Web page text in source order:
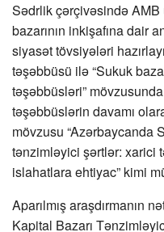
Sədrlik çərçivəsində
bazarının inkişafına dair
siyasət tövsiyələri
təşəbbüsü ilə “Sukuk
təşəbbüsləri”
təşəbbüslərin davamı
mövzusu “Azərbaycanda
tənzimləyici şərtlər: xarici
islahatlara ehtiyac” kimi
Aparılmış araşdırmanın
Kapital Bazarı